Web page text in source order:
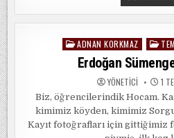
Posted
ADNAN KORKMAZ
Erdoğan
YÖNETICI 1
Biz, öğrencilerindik Hocam.
kimimiz köyden, kimimiz
Kayıt fotoğrafları için gittiğimiz